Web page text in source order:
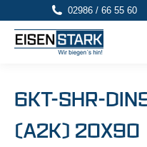
02986 / 66 55 60
6KT-SHR-
(A2K) 20X90